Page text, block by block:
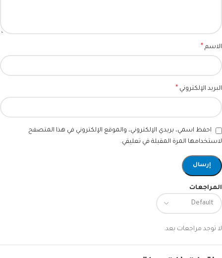
المراجعات
لا توجد مراجعات بعد.
الاسم *
البريد الإلكتروني *
احفظ اسمي، بريدي الإلكتروني، والموقع الإلكتروني في هذا المتصفح
لاستخدامها المرة المقبلة في تعليقي.